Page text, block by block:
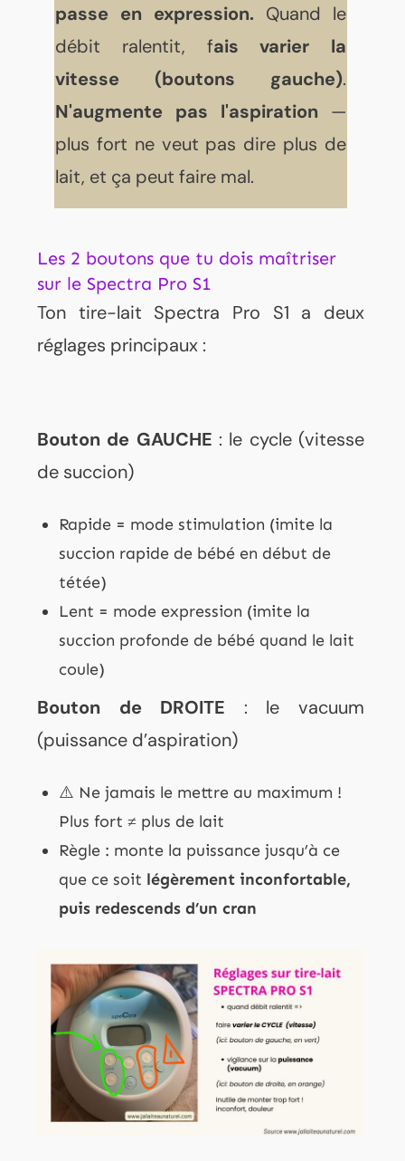
passe en expression. Quand le
débit ralentit, fais varier la
vitesse (boutons gauche).
N'augmente pas l'aspiration —
plus fort ne veut pas dire plus de
lait, et ça peut faire mal.
Les 2 boutons que tu dois maîtriser
sur le Spectra Pro S1
Ton tire-lait Spectra Pro S1 a deux
réglages principaux :
Bouton de GAUCHE : le cycle (vitesse
de succion)
Rapide = mode stimulation (imite la
succion rapide de bébé en début de
tétée)
Lent = mode expression (imite la
succion profonde de bébé quand le lait
coule)
Bouton de DROITE : le vacuum
(puissance d’aspiration)
⚠️ Ne jamais le mettre au maximum !
Plus fort ≠ plus de lait
Règle : monte la puissance jusqu’à ce
que ce soit légèrement inconfortable,
puis redescends d’un cran